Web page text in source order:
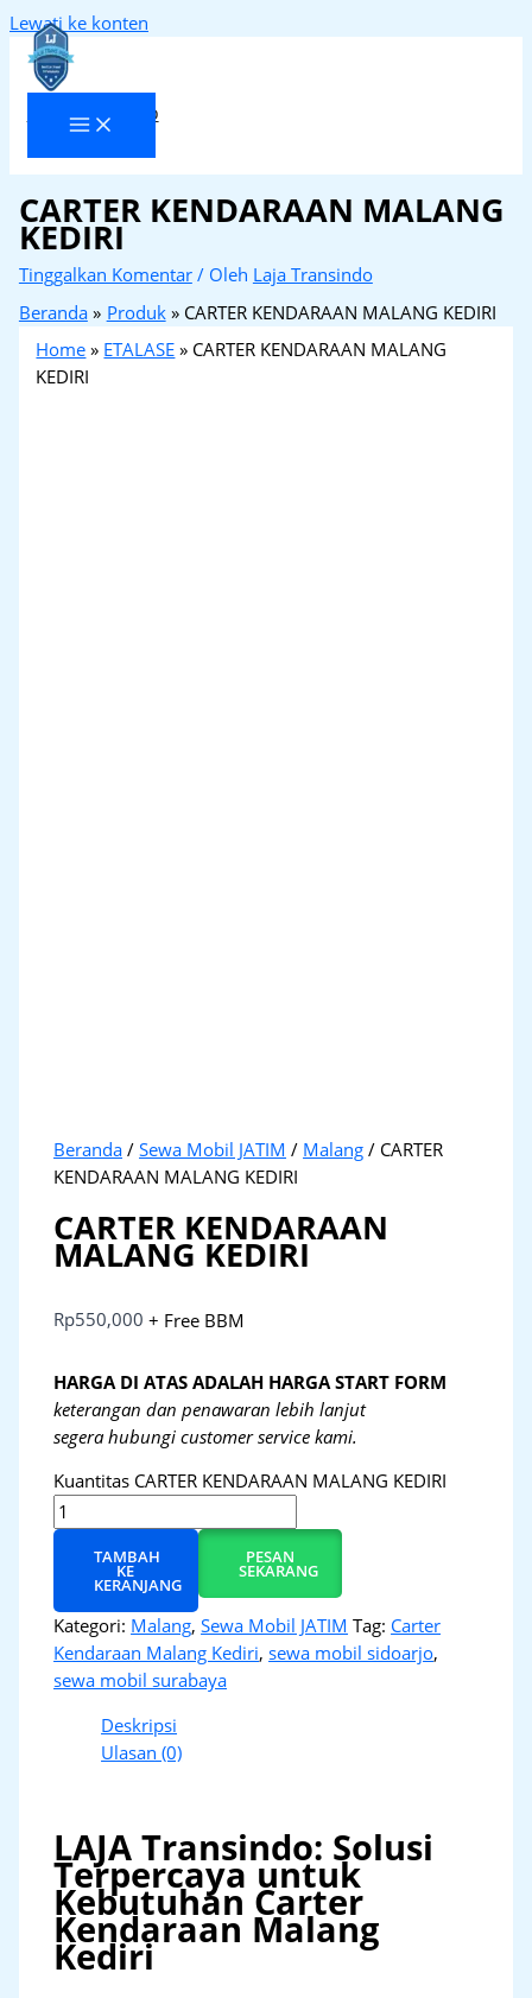
Lewati ke konten
Laja Transindo
CARTER KENDARAAN MALANG
KEDIRI
Tinggalkan Komentar / Oleh Laja Transindo
Beranda
Produk
CARTER KENDARAAN MALANG KEDIRI
Home » ETALASE » CARTER KENDARAAN MALANG
KEDIRI
Beranda /Sewa Mobil JATIM / Malang / CARTER
KENDARAAN MALANG KEDIRI
CARTER KENDARAAN
MALANG KEDIRI
Rp550,000 + Free BBM
HARGA DI ATAS ADALAH HARGA START FORM
keterangan dan penawaran lebih lanjut
segera hubungi customer service kami.
Kuantitas CARTER KENDARAAN MALANG KEDIRI
TAMBAH
KE
KERANJANG
PESAN
SEKARANG
Kategori: Malang,Sewa Mobil JATIM Tag: Carter
Kendaraan Malang Kediri,sewa mobil sidoarjo,
sewa mobil surabaya
Deskripsi
Ulasan (0)
LAJA Transindo: Solusi
Terpercaya untuk
Kebutuhan Carter
Kendaraan Malang
Kediri